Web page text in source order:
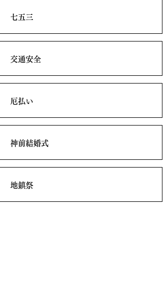
七五三
交通安全
厄払い
神前結婚式
地鎮祭